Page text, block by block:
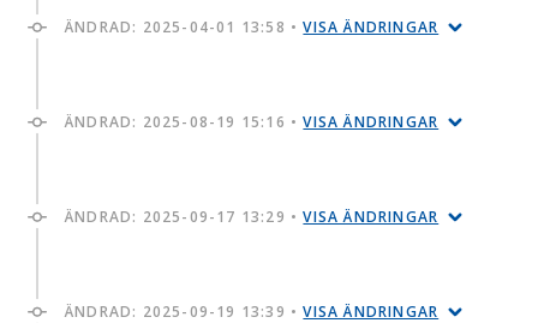
ÄNDRAD: 2025-04-01 13:58 •VISA ÄNDRINGAR
ÄNDRAD: 2025-08-19 15:16 •VISA ÄNDRINGAR
ÄNDRAD: 2025-09-17 13:29 •VISA ÄNDRINGAR
ÄNDRAD: 2025-09-19 13:39 •VISA ÄNDRINGAR